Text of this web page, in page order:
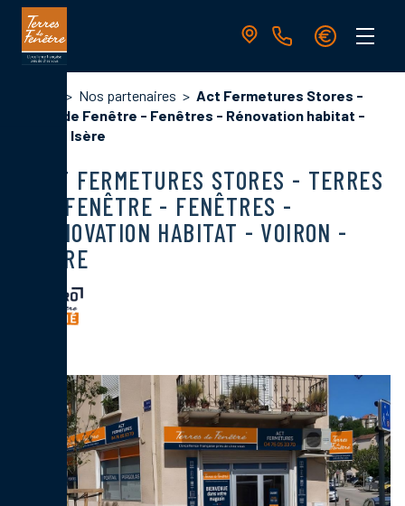
Aller
contenu
principale
Nos partenaires
Act Fermetures Stores -
Terres de Fenêtre - Fenêtres - Rénovation habitat -
Voiron - Isère
ACT FERMETURES STORES - TERRES
DE FENÊTRE - FENÊTRES -
RÉNOVATION HABITAT - VOIRON -
ISÈRE